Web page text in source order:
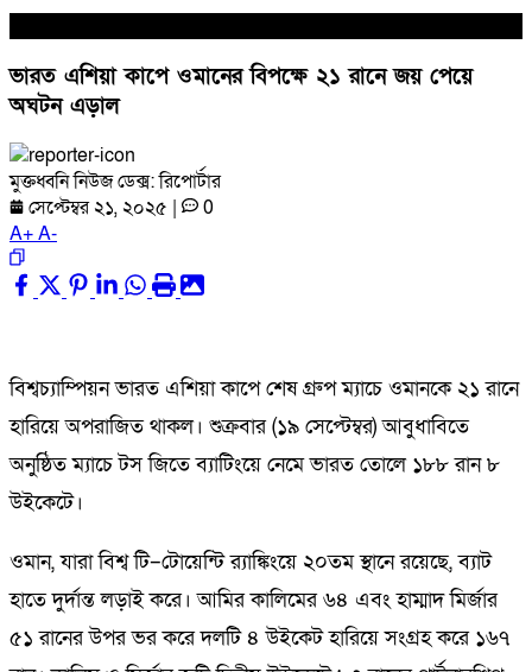
ভারত এশিয়া কাপে ওমানের বিপক্ষে ২১ রানে জয় পেয়ে
অঘটন এড়াল
মুক্তধ্বনি নিউজ ডেক্স: রিপোর্টার
সেপ্টেম্বর ২১, ২০২৫ |
0
A+A-
বিশ্বচ্যাম্পিয়ন ভারত এশিয়া কাপে শেষ গ্রুপ ম্যাচে ওমানকে ২১ রানে
হারিয়ে অপরাজিত থাকল। শুক্রবার (১৯ সেপ্টেম্বর) আবুধাবিতে
অনুষ্ঠিত ম্যাচে টস জিতে ব্যাটিংয়ে নেমে ভারত তোলে ১৮৮ রান ৮
উইকেটে।
ওমান, যারা বিশ্ব টি–টোয়েন্টি র‌্যাঙ্কিংয়ে ২০তম স্থানে রয়েছে, ব্যাট
হাতে দুর্দান্ত লড়াই করে। আমির কালিমের ৬৪ এবং হাম্মাদ মির্জার
৫১ রানের উপর ভর করে দলটি ৪ উইকেট হারিয়ে সংগ্রহ করে ১৬৭